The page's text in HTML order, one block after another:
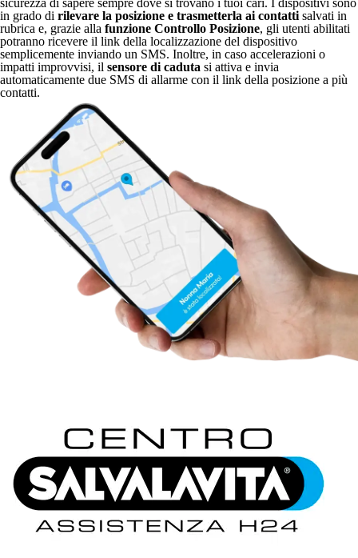
sicurezza di sapere sempre dove si trovano i tuoi cari. I dispositivi sono
in grado di rilevare la posizione e trasmetterla ai contatti salvati in
rubrica e, grazie alla funzione Controllo Posizione, gli utenti abilitati
potranno ricevere il link della localizzazione del dispositivo
semplicemente inviando un SMS. Inoltre, in caso accelerazioni o
impatti improvvisi, il sensore di caduta si attiva e invia
automaticamente due SMS di allarme con il link della posizione a più
contatti.